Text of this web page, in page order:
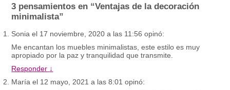
3 pensamientos en “Ventajas de la decoración
minimalista”
Sonia el 17 noviembre, 2020 a las 11:56 opinó:
Me encantan los muebles minimalistas, este estilo es muy
apropiado por la paz y tranquilidad que transmite.
Responder ↓
María el 12 mayo, 2021 a las 8:01 opinó: